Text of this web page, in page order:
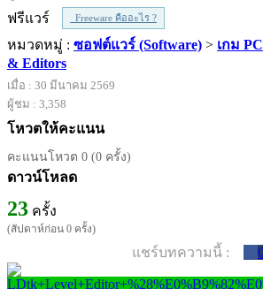
ฟรีแวร์
Freeware คืออะไร ?
หมวดหมู่ : ซอฟต์แวร์ (Software) > เกม
& Editors
เมื่อ : 30 มีนาคม 2569
ผู้ชม : 3,358
โหวตให้คะแนน
คะแนนโหวต 0 (0 ครั้ง)
ดาวน์โหลด
23 ครั้ง
(สัปดาห์ก่อน 0 ครั้ง)
แชร์บทความนี้ :